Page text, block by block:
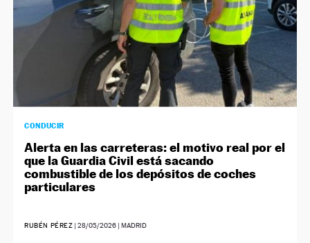
CONDUCIR
Alerta en las carreteras: el motivo real por el
que la Guardia Civil está sacando
combustible de los depósitos de coches
particulares
RUBÉN PÉREZ |28/05/2026 | MADRID